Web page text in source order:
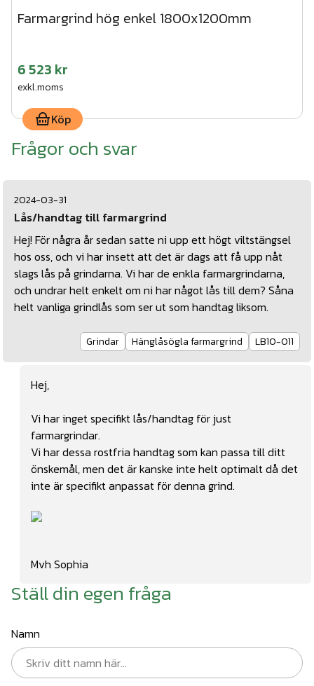
Farmargrind hög enkel 1800x1200mm
6 523 kr
exkl.moms
Köp
Frågor och svar
2024-03-31
Lås/handtag till farmargrind
Hej! För några år sedan satte ni upp ett högt viltstängsel
hos oss, och vi har insett att det är dags att få upp nåt
slags lås på grindarna. Vi har de enkla farmargrindarna,
och undrar helt enkelt om ni har något lås till dem? Såna
helt vanliga grindlås som ser ut som handtag liksom.
Grindar Hänglåsögla farmargrind LB10-011
Hej,
Vi har inget specifikt lås/handtag för just
farmargrindar.
Vi har dessa rostfria handtagsom kan passa till ditt
önskemål, men det är kanske inte helt optimalt då det
inte är specifikt anpassat för denna grind.
Mvh Sophia
Ställ din egen fråga
Namn